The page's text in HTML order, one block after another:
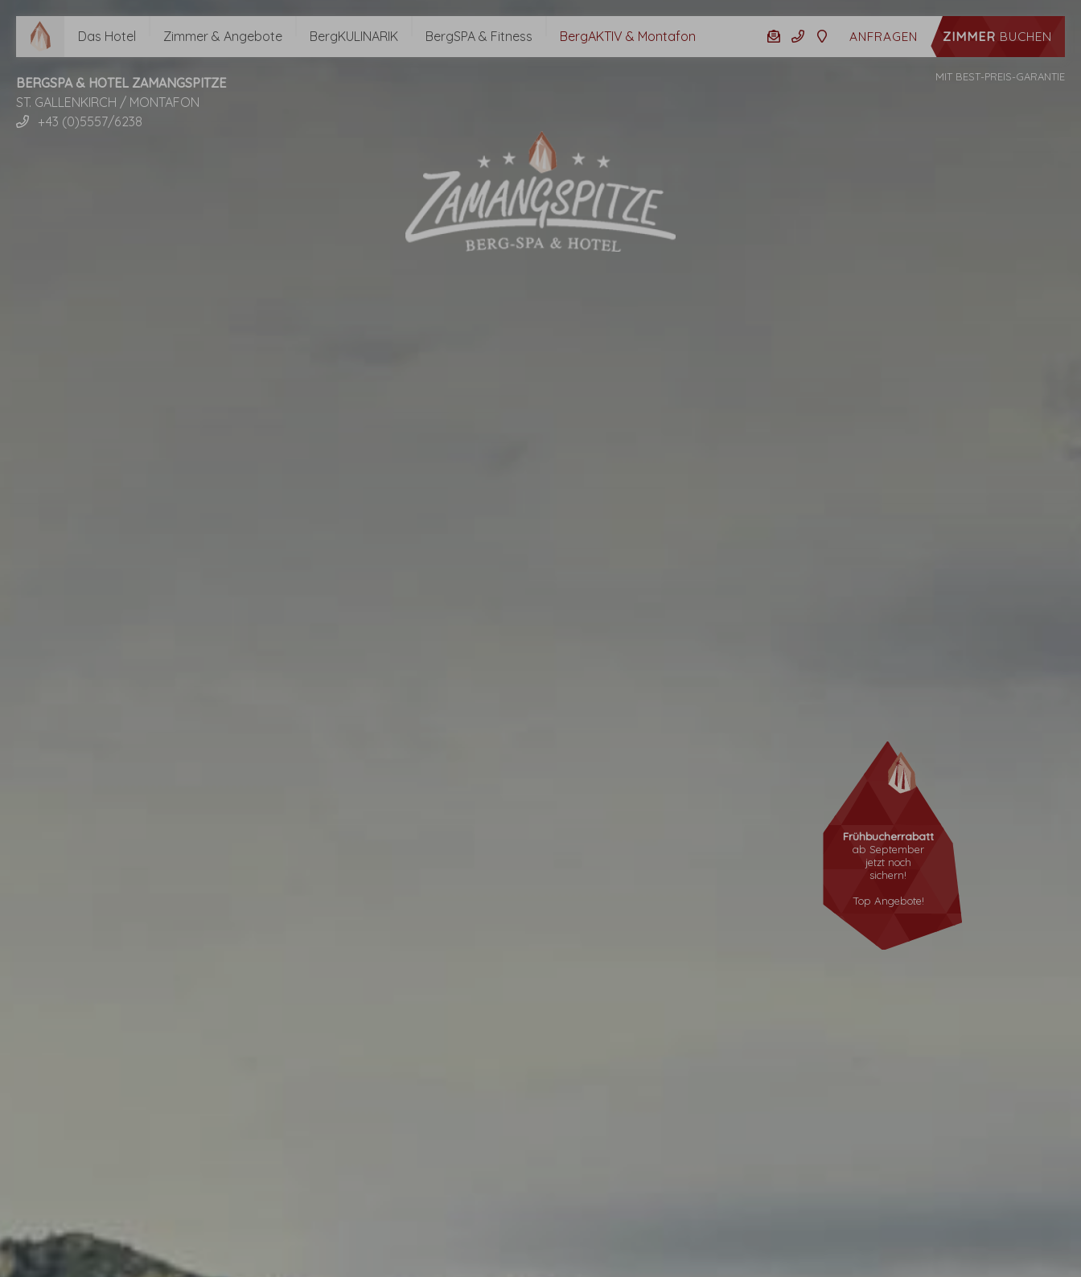
Das Hotel Zimmer & Angebote BergKULINARIK BergSPA & Fitness BergAKTIV & Montafon ZIMMER BUCHEN
BERGSPA & HOTEL ZAMANGSPITZE
ST. GALLENKIRCH / MONTAFON
+43 (0)5557/6238
Frühbucherrabatt
ab September
jetzt noch
sichern!
Top Angebote!